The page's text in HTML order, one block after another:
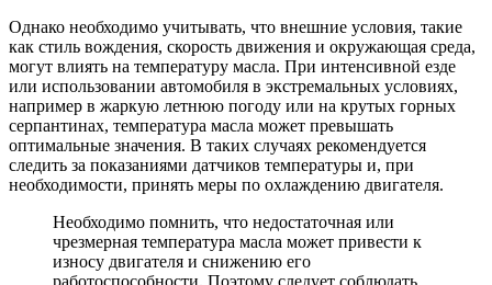
Однако необходимо учитывать, что внешние условия, такие
как стиль вождения, скорость движения и окружающая среда,
могут влиять на температуру масла. При интенсивной езде
или использовании автомобиля в экстремальных условиях,
например в жаркую летнюю погоду или на крутых горных
серпантинах, температура масла может превышать
оптимальные значения. В таких случаях рекомендуется
следить за показаниями датчиков температуры и, при
необходимости, принять меры по охлаждению двигателя.
Необходимо помнить, что недостаточная или
чрезмерная температура масла может привести к
износу двигателя и снижению его
работоспособности. Поэтому следует соблюдать